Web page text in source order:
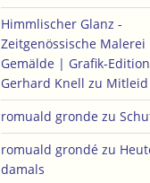
Himmlischer Glanz -
Zeitgenössische
Gemälde | Grafik-
Gerhard Knell zu Mitleid
romuald gronde zu
romuald grondé zu
damals